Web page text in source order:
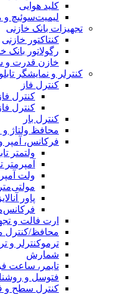
کلید هوایی
لیمیت‌سوئیچ و
تجهیزات بانک خازنی
کنتاکتور خازنی
رگولاتور بانک
خازن قدرت و
کنترلر و نمایشگر
کنترل فاز
کنترل
کنترل
کنترل بار
محافظ ولتاژ و
فرکانس، آمپر و
ولتمتر
آمپرمتر
ولت
پاور
ارت فالت و
محافظ/کنترل
ترموکنترلر و
شمارش
تایمر، ساعت
فتوسل و
کنترل سطح و